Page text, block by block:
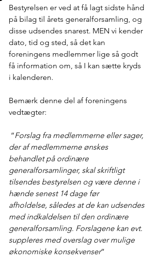
Bestyrelsen er ved at få lagt sidste hånd
på bilag til årets generalforsamling, og
disse udsendes snarest. MEN vi kender
dato, tid og sted, så det kan
foreningens medlemmer lige så godt
få information om, så I kan sætte kryds
i kalenderen.
Bemærk denne del af foreningens
vedtægter:
”Forslag fra medlemmerne eller sager,
der af medlemmerne ønskes
behandlet på ordinære
generalforsamlinger, skal skriftligt
tilsendes bestyrelsen og være denne i
hænde senest 14 dage før
afholdelse, således at de kan udsendes
med indkaldelsen til den ordinære
generalforsamling. Forslagene kan evt.
suppleres med overslag over mulige
økonomiske konsekvenser”